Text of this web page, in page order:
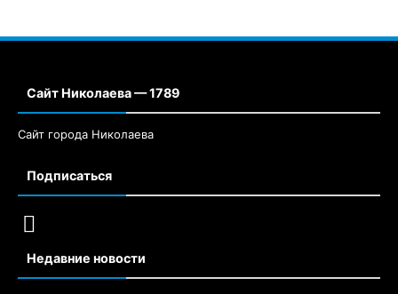
Сайт Николаева — 1789
Сайт города Николаева
Подписаться
Недавние новости